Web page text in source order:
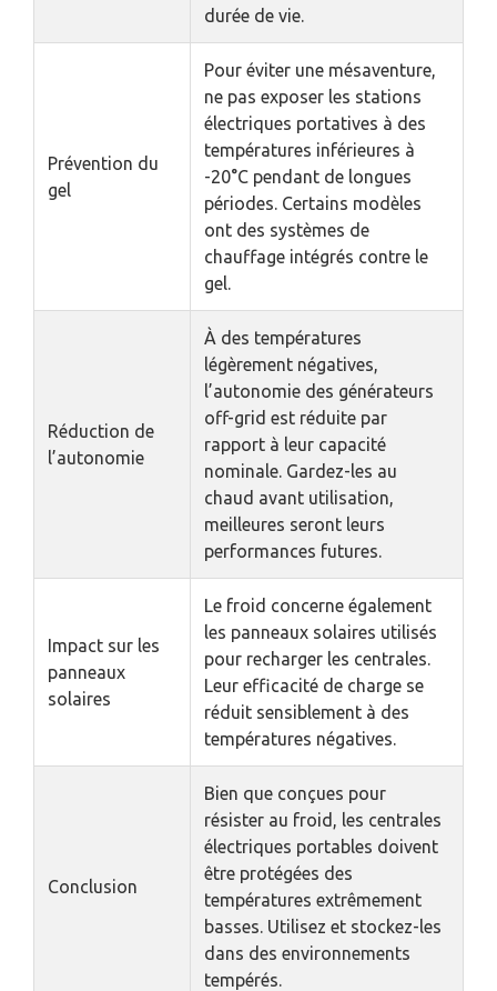
durée de vie.
Prévention du
gel
Pour éviter une mésaventure,
ne pas exposer les stations
électriques portatives à des
températures inférieures à
-20°C pendant de longues
périodes. Certains modèles
ont des systèmes de
chauffage intégrés contre le
gel.
Réduction de
l’autonomie
À des températures
légèrement négatives,
l’autonomie des générateurs
off-grid est réduite par
rapport à leur capacité
nominale. Gardez-les au
chaud avant utilisation,
meilleures seront leurs
performances futures.
Impact sur les
panneaux
solaires
Le froid concerne également
les panneaux solaires utilisés
pour recharger les centrales.
Leur efficacité de charge se
réduit sensiblement à des
températures négatives.
Conclusion
Bien que conçues pour
résister au froid, les centrales
électriques portables doivent
être protégées des
températures extrêmement
basses. Utilisez et stockez-les
dans des environnements
tempérés.